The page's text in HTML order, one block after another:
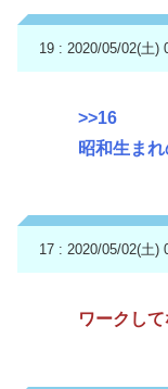
19 : 2020/05/02(土)
>>16
昭和生ま
17 : 2020/05/02(土)
ワークし